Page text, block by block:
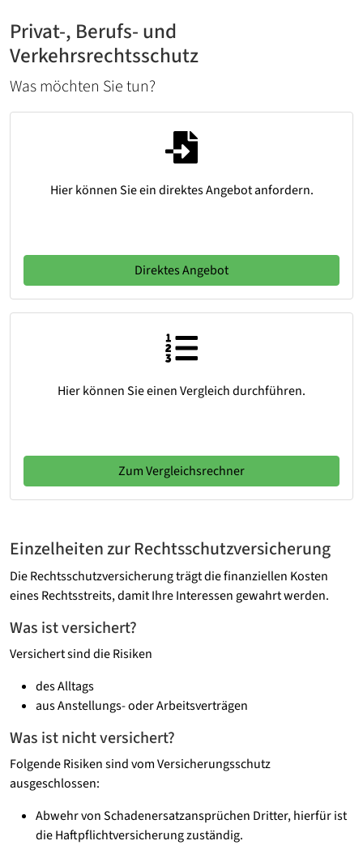
Privat-, Berufs- und
Verkehrsrechtsschutz
Was möchten Sie tun?
Hier können Sie ein direktes Angebot anfordern.
Direktes Angebot
Hier können Sie einen Vergleich durchführen.
Zum Vergleichsrechner
Einzelheiten zur Rechtsschutzversicherung
Die Rechtsschutzversicherung trägt die finanziellen Kosten
eines Rechtsstreits, damit Ihre Interessen gewahrt werden.
Was ist versichert?
Versichert sind die Risiken
des Alltags
aus Anstellungs- oder Arbeitsverträgen
Was ist nicht versichert?
Folgende Risiken sind vom Versicherungsschutz
ausgeschlossen:
Abwehr von Schadenersatzansprüchen Dritter, hierfür ist
die Haftpflichtversicherung zuständig.